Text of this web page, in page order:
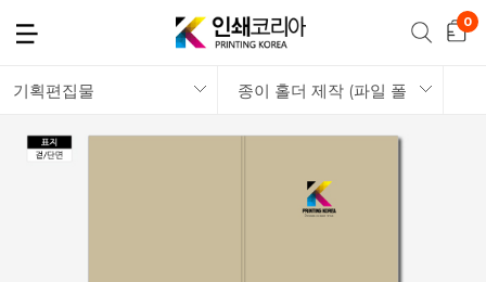
기획편집물 종이 홀더 제작 (파일 폴더)